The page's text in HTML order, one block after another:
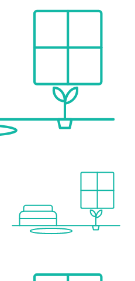
OpenStreetMap